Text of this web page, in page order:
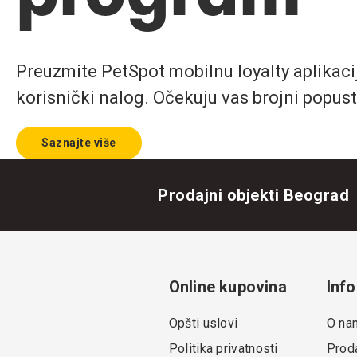
Preuzmite PetSpot mobilnu loyalty
korisnički nalog. Očekuju vas brojni
Saznajte više
Prodajni objekti Beograd
Online kupovina
Opšti uslovi
Politika privatnosti
Info
O